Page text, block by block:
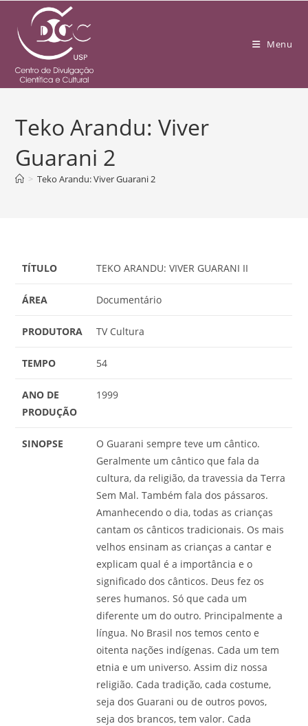
Menu
Teko Arandu: Viver
Guarani 2
> Teko Arandu: Viver Guarani 2
TÍTULO TEKO ARANDU: VIVER GUARANI II
ÁREA Documentário
PRODUTORA TV Cultura
TEMPO 54
ANO DE
PRODUÇÃO
1999
SINOPSE
O Guarani sempre teve um cântico.
Geralmente um cântico que fala da
cultura, da religião, da travessia da Terra
Sem Mal. Também fala dos pássaros.
Amanhecendo o dia, todas as crianças
cantam os cânticos tradicionais. Os mais
velhos ensinam as crianças a cantar e
explicam qual é a importância e o
significado dos cânticos. Deus fez os
seres humanos. Só que cada um
diferente um do outro. Principalmente a
língua. No Brasil nos temos cento e
oitenta nações indígenas. Cada um tem
etnia e um universo. Assim diz nossa
religião. Cada tradição, cada costume,
seja dos Guarani ou de outros povos,
seja dos brancos, tem valor. Cada